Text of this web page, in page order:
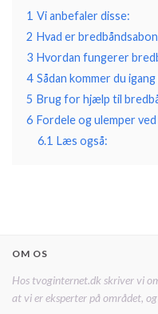
1 Vi anbefaler disse:
2 Hvad er
3 Hvordan fungerer
4 Sådan kommer du
5 Brug for hjælp til
6 Fordele og ulemper
6.1 Læs også:
OM OS
Hos tvoginternet.dk skriver vi
at vi er eksperter på området,